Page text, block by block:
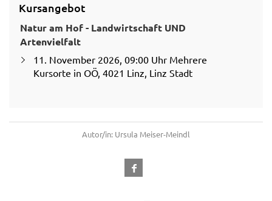
Kursangebot
Natur am Hof - Landwirtschaft UND
Artenvielfalt
11. November 2026, 09:00 Uhr Mehrere
Kursorte in OÖ, 4021 Linz, Linz Stadt
Autor/in: Ursula Meiser-Meindl